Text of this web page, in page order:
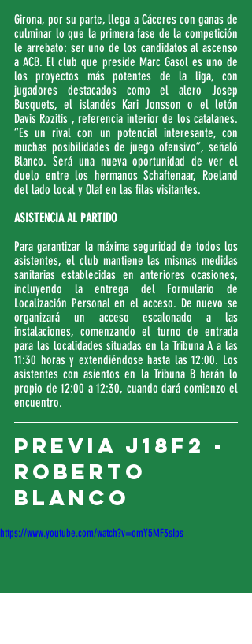
Girona, por su parte, llega a Cáceres con ganas de
culminar lo que la primera fase de la competición
le arrebato: ser uno de los candidatos al ascenso
a ACB. El club que preside Marc Gasol es uno de
los proyectos más potentes de la liga, con
jugadores destacados como el alero Josep
Busquets, el islandés Kari Jonsson o el letón
Davis Rozitis , referencia interior de los catalanes.
“Es un rival con un potencial interesante, con
muchas posibilidades de juego ofensivo”, señaló
Blanco. Será una nueva oportunidad de ver el
duelo entre los hermanos Schaftenaar, Roeland
del lado local y Olaf en las filas visitantes.
ASISTENCIA AL PARTIDO
Para garantizar la máxima seguridad de todos los
asistentes, el club mantiene las mismas medidas
sanitarias establecidas en anteriores ocasiones,
incluyendo la entrega del Formulario de
Localización Personal en el acceso. De nuevo se
organizará un acceso escalonado a las
instalaciones, comenzando el turno de entrada
para las localidades situadas en la Tribuna A a las
11:30 horas y extendiéndose hasta las 12:00. Los
asistentes con asientos en la Tribuna B harán lo
propio de 12:00 a 12:30, cuando dará comienzo el
encuentro.
PREVIA J18F2 -
ROBERTO
BLANCO
https://www.youtube.com/watch?v=omY5MF3sIps